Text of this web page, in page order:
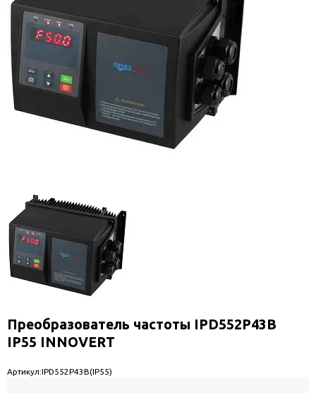
Преобразователь частоты IPD552P43B
IP55 INNOVERT
Артикул:IPD552P43B(IP55)